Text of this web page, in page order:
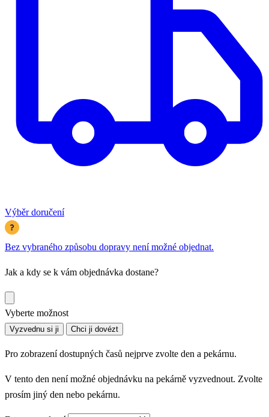
Výběr doručení
Bez vybraného způsobu dopravy není možné objednat.
Jak a kdy se k vám objednávka dostane?
Vyberte možnost
Vyzvednu si ji Chci ji dovézt
Pro zobrazení dostupných časů nejprve zvolte den a pekárnu.
V tento den není možné objednávku na pekárně vyzvednout. Zvolte
prosím jiný den nebo pekárnu.